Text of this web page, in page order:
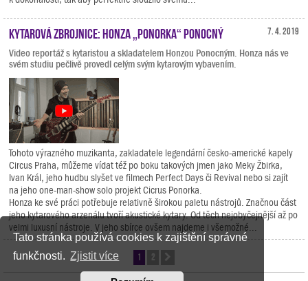
Tato stránka používá cookies k zajištění správné
funkčnosti. Zjistit více
7. 4. 2019
Kytarová zbrojnice: Honza „Ponorka“ Ponocný
Video reportáž s kytaristou a skladatelem Honzou Ponocným. Honza nás ve
svém studiu pečlivě provedl celým svým kytarovým vybavením.
Tohoto výrazného muzikanta, zakladatele legendární česko-americké kapely
Circus Praha, můžeme vídat též po boku takových jmen jako Meky Žbirka,
Ivan Král, jeho hudbu slyšet ve filmech Perfect Days či Revival nebo si zajít
na jeho one-man-show solo projekt Cicrus Ponorka.
Honza ke své práci potřebuje relativně širokou paletu nástrojů. Značnou část
jeho kytarového arzenálu tvoří akustické kytary. Od těch nejobyčejnější až po
velmi luxusní nástroje. V jeho sbírce ovšem najdeme i všemožné...
1 2